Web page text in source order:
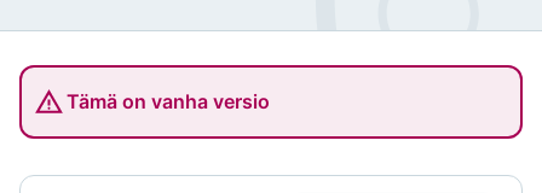
Tämä on vanha versio